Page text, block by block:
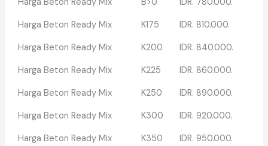
Harga Beton Ready Mix
K175
IDR. 810.000.
Harga Beton Ready Mix
K200
IDR. 840.000.
Harga Beton Ready Mix
K225
IDR. 860.000.
Harga Beton Ready Mix
K250
IDR. 890.000.
Harga Beton Ready Mix
K300
IDR. 920.000.
Harga Beton Ready Mix
K350
IDR. 950.000.